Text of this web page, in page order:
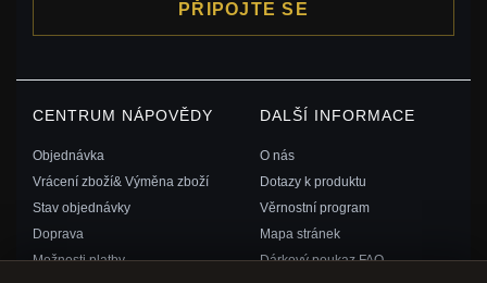
PŘIPOJTE SE
CENTRUM NÁPOVĚDY
Objednávka
Vrácení zboží& Výměna zboží
Stav objednávky
Doprava
Možnosti platby
DALŠÍ INFORMACE
O nás
Dotazy k produktu
Věrnostní program
Mapa stránek
Dárkový poukaz FAQ